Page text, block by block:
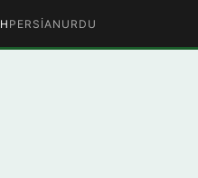
PERSIAN URDU